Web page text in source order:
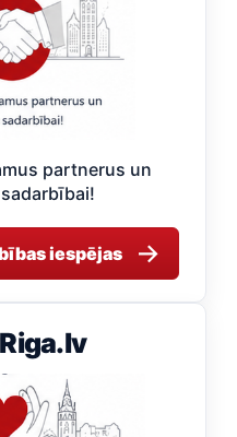
partnerus un
iespējas →